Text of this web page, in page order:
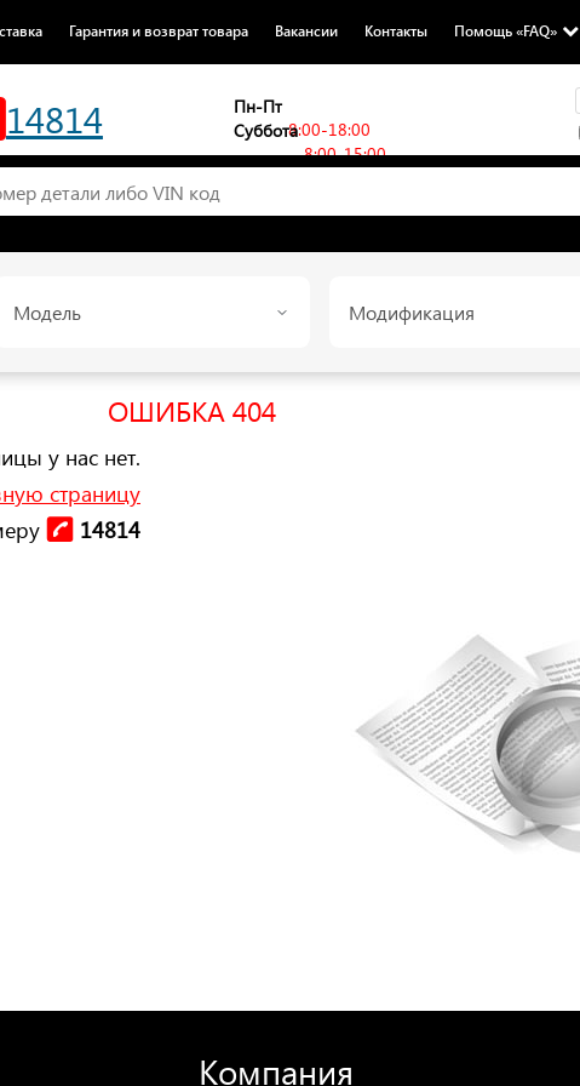
Гарантия и возврат товара Вакансии Контакты Помощь «FAQ»
14814
Пн-Пт
8:00-18:00
Суббота
8:00-15:00
Модель Модификация
ОШИБКА 404
у нас нет.
страницу
14814
Компания